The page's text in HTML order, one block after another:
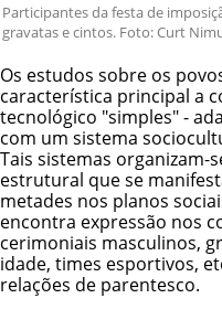
Participantes da festa de
gravatas e cintos. Foto: Curt
Os estudos sobre os
característica principal a
tecnológico "simples" -
com um sistema
Tais sistemas organizam-
estrutural que se
metades nos planos
encontra expressão nos
cerimoniais masculinos,
idade, times esportivos,
relações de parentesco.